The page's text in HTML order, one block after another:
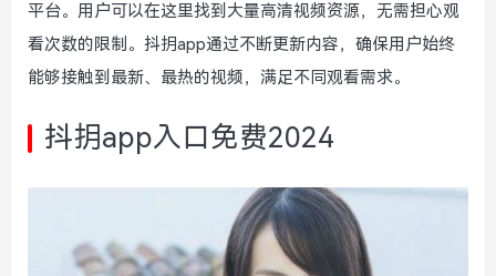
平台。用户可以在这里找到大量高清视频资源，无需担心观
看次数的限制。抖抈app通过不断更新内容，确保用户始终
能够接触到最新、最热的视频，满足不同观看需求。
抖抈app入口免费2024